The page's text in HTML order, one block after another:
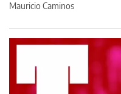
Mauricio Caminos